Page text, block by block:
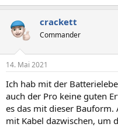
crackett
Commander
14. Mai 2021
Ich hab mit der
auch der Pro keine guten
es das mit dieser Bauform.
mit Kabel dazwischen, um